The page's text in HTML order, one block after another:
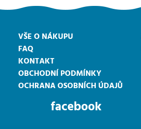
VŠE O NÁKUPU
FAQ
KONTAKT
OBCHODNÍ PODMÍNKY
OCHRANA OSOBNÍCH ÚDAJŮ
facebook